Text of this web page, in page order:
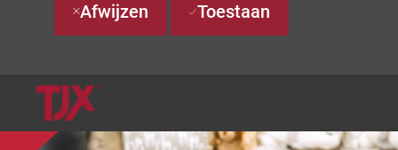
Afwijzen Toestaan